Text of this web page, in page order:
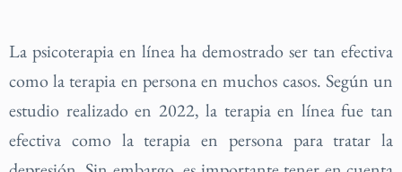
La psicoterapia en línea ha demostrado ser tan efectiva
como la terapia en persona en muchos casos. Según un
estudio realizado en 2022, la terapia en línea fue tan
efectiva como la terapia en persona para tratar la